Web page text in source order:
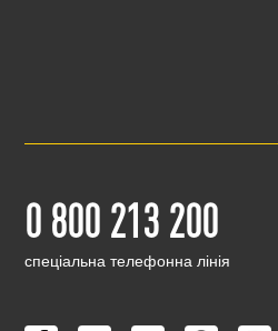
0 800 213 200
cпеціальна телефонна лінія